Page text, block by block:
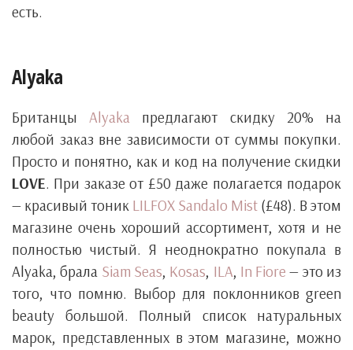
есть.
Alyaka
БританцыAlyaka предлагают скидку 20% на
любой заказ вне зависимости от суммы покупки.
Просто и понятно, как и код на получение скидки
LOVE. При заказе от £50 даже полагается подарок
— красивый тоник LILFOX Sandalo Mist (£48). В этом
магазине очень хороший ассортимент, хотя и не
полностью чистый. Я неоднократно покупала в
Alyaka, брала Siam Seas, Kosas, ILA, In Fiore — это из
того, что помню. Выбор для поклонников green
beauty большой. Полный список натуральных
марок, представленных в этом магазине, можно